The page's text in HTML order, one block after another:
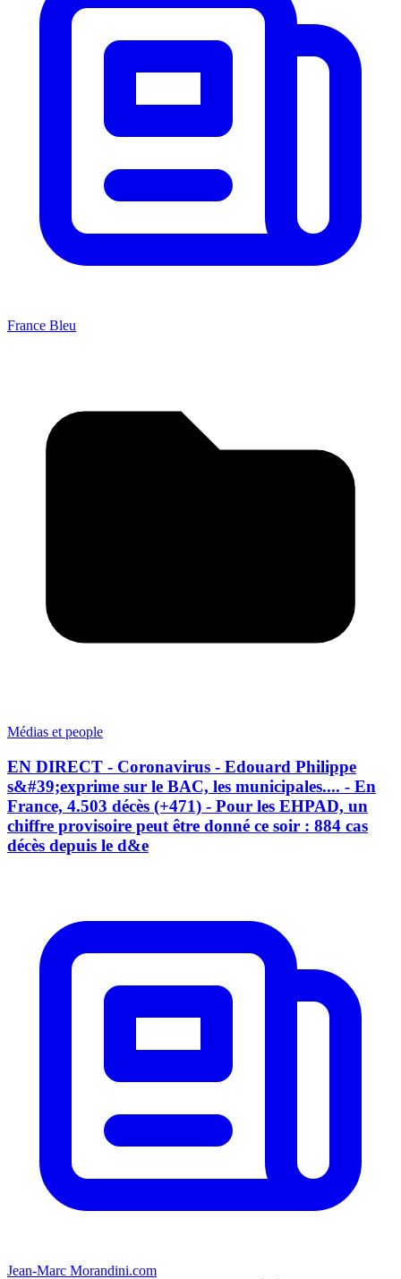
France Bleu
Médias et people
EN DIRECT - Coronavirus - Edouard Philippe
s&#39;exprime sur le BAC, les municipales.... - En
France, 4.503 décès (+471) - Pour les EHPAD, un
chiffre provisoire peut être donné ce soir : 884 cas
décès depuis le d&e
Jean-Marc Morandini.com